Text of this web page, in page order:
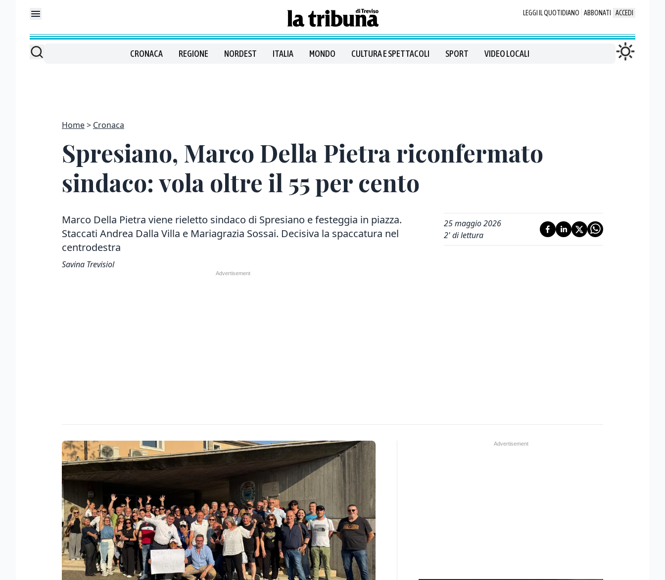
LEGGI IL QUOTIDIANO ABBONATI ACCEDI
CRONACA REGIONE NORDEST ITALIA MONDO CULTURA E SPETTACOLI SPORT VIDEO LOCALI
Home Cronaca
Spresiano, Marco Della Pietra riconfermato
sindaco: vola oltre il 55 per cento
Marco Della Pietra viene rieletto sindaco di Spresiano e festeggia in piazza.
Staccati Andrea Dalla Villa e Mariagrazia Sossai. Decisiva la spaccatura nel
centrodestra
Savina Trevisiol
25 maggio 2026
2' di lettura